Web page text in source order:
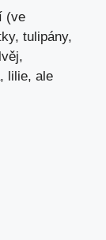
(ve
tulipány,
lilie, ale